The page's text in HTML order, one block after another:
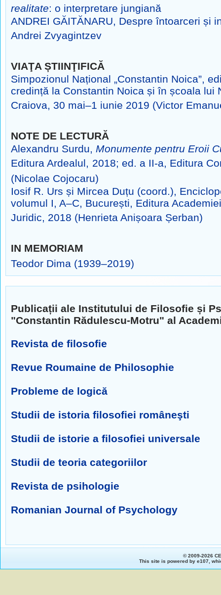
realitate: o interpretare jungiană
ANDREI GĂITĂNARU, Despre întoarceri și
Andrei Zvyagintzev
VIAŢA ȘTIINŢIFICĂ
Simpozionul Național „Constantin Noica”,
credință la Constantin Noica și în școala lui
Craiova, 30 mai–1 iunie 2019 (Victor
NOTE DE LECTURĂ
Alexandru Surdu, Monumente pentru Eroii
Editura Ardealul, 2018; ed. a II-a, Editura
(Nicolae Cojocaru)
Iosif R. Urs și Mircea Duțu (coord.),
volumul I, A–C, București, Editura
Juridic, 2018 (Henrieta Anișoara Șerban)
IN MEMORIAM
Teodor Dima (1939–2019)
Publicații ale Institutului de Filosofie și
"Constantin Rădulescu-Motru" al
Revista de filosofie
Revue Roumaine de Philosophie
Probleme de logică
Studii de istoria filosofiei româneşti
Studii de istorie a filosofiei universale
Studii de teoria categoriilor
Revista de psihologie
Romanian Journal of Psychology
© 2009-2026
This site is powered by e107 ,